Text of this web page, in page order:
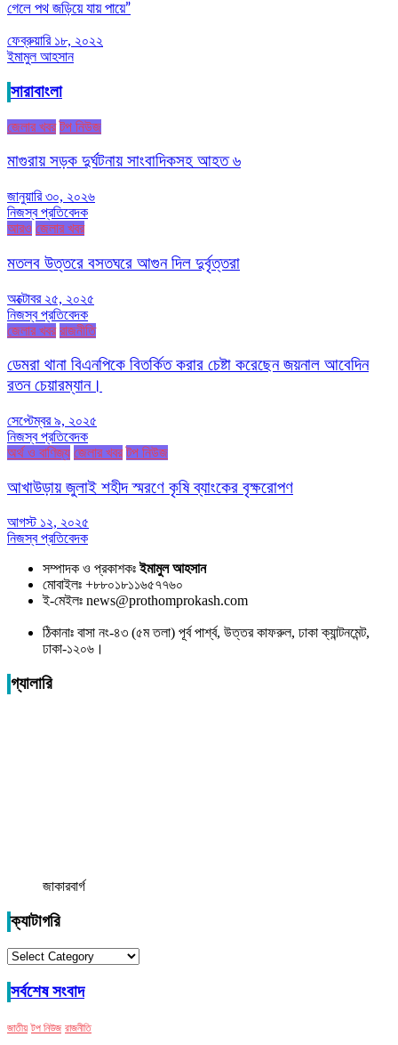
গেলে পথ জড়িয়ে যায় পায়ে”
ফেব্রুয়ারি ১৮, ২০২২
ইমামুল আহসান
সারাবাংলা
জেলার খবর টপ নিউজ
মাগুরায় সড়ক দুর্ঘটনায় সাংবাদিকসহ আহত ৬
জানুয়ারি ৩০, ২০২৬
নিজস্ব প্রতিবেদক
আরও জেলার খবর
মতলব উত্তরে বসতঘরে আগুন দিল দুর্বৃত্তরা
অক্টোবর ২৫, ২০২৫
নিজস্ব প্রতিবেদক
জেলার খবর রাজনীতি
ডেমরা থানা বিএনপিকে বিতর্কিত করার চেষ্টা করেছেন জয়নাল আবেদিন
রতন চেয়ারম্যান।
সেপ্টেম্বর ৯, ২০২৫
নিজস্ব প্রতিবেদক
অর্থ ও বাণিজ্য জেলার খবর টপ নিউজ
আখাউড়ায় জুলাই শহীদ স্মরণে কৃষি ব্যাংকের বৃক্ষরোপণ
আগস্ট ১২, ২০২৫
নিজস্ব প্রতিবেদক
সম্পাদক ও প্রকাশকঃ ইমামুল আহসান
মোবাইলঃ +৮৮০১৮১১৬৫৭৭৬০
ই-মেইলঃ news@prothomprokash.com
ঠিকানাঃ বাসা নং-৪৩ (৫ম তলা) পূর্ব পার্শ্ব, উত্তর কাফরুল, ঢাকা ক্যান্টনমেন্ট,
ঢাকা-১২০৬।
গ্যালারি
জাকারবার্গ
ক্যাটাগরি
ক্যাটাগরি
সর্বশেষ সংবাদ
জাতীয় টপ নিউজ রাজনীতি